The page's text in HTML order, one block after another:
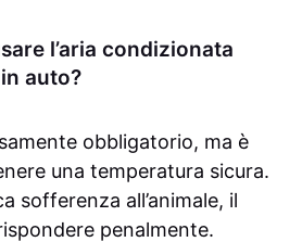
l’aria condizionata
auto?
obbligatorio, ma è
una temperatura sicura.
sofferenza all’animale, il
penalmente.